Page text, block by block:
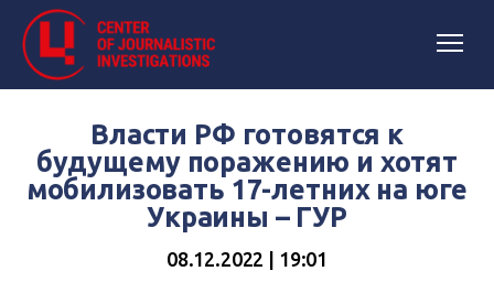
Власти РФ готовятся к
будущему поражению и хотят
мобилизовать 17-летних на юге
Украины – ГУР
08.12.2022 | 19:01